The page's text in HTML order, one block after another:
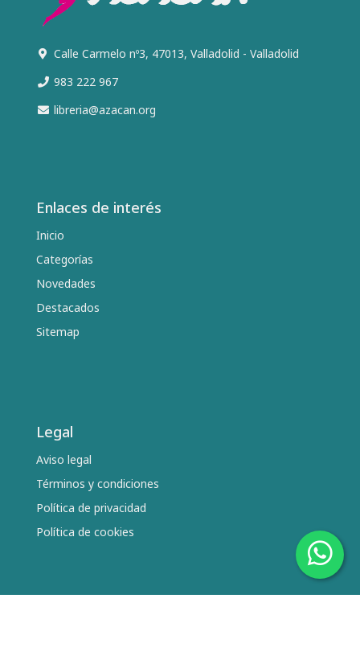
Calle Carmelo nº3, 47013, Valladolid - Valladolid
983 222 967
libreria@azacan.org
Enlaces de interés
Inicio
Categorías
Novedades
Destacados
Sitemap
Legal
Aviso legal
Términos y condiciones
Política de privacidad
Política de cookies